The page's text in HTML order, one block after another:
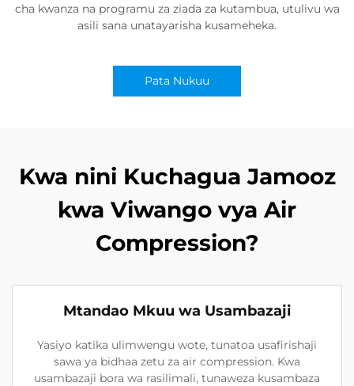
cha kwanza na programu za ziada za kutambua, utulivu wa
asili sana unatayarisha kusameheka.
Pata Nukuu
Kwa nini Kuchagua Jamooz
kwa Viwango vya Air
Compression?
Mtandao Mkuu wa Usambazaji
Yasiyo katika ulimwengu wote, tunatoa usafirishaji
sawa ya bidhaa zetu za air compression. Kwa
usambazaji bora wa rasilimali, tunaweza kusambaza